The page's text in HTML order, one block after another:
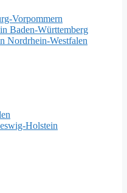
Vorpommern
Baden-Württemberg
Nordrhein-Westfalen
Holstein